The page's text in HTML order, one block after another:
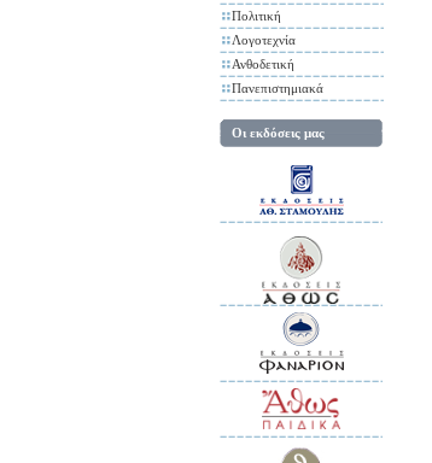
Πολιτική
Λογοτεχνία
Ανθοδετική
Πανεπιστημιακά
Οι εκδόσεις μας